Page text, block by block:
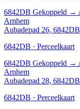
6842DB Gekoppeld →
Arnhem
Aubadepad 26,
6842DB · Perceelkaart
6842DB Gekoppeld →
Arnhem
Aubadepad 28,
6842DB · Perceelkaart